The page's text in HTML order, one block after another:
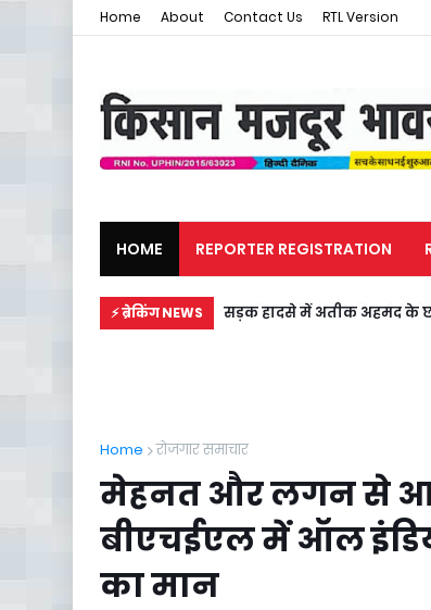
Home About Contact Us RTL Version
HOME REPORTER REGISTRATION
मजदूर समाचार राजनीति
⚡ ब्रेकिंग NEWS सड़क हादसे में अतीक अहमद के
Home रोजगार समाचार
मेहनत और लगन से
बीएचईएल में ऑल
का मान